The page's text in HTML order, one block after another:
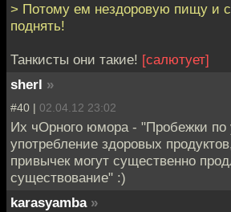
> Потому ем нездоровую пищу и
поднять!
Танкисты они такие! [салютует]
sherl »
#40 | 02.04.12 23:02
Их чОрного юмора - "Пробежки по
употребление здоровых
привычек могут существенно
существование" :)
karasyamba »